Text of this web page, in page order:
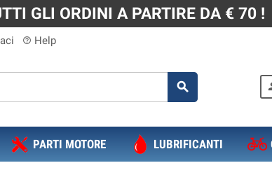
GLI ORDINI A PARTIRE DA € 70 !
help_outline Help
search
PARTI MOTORE LUBRIFICANTI